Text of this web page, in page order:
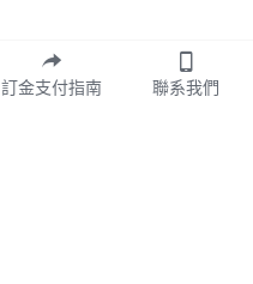
訂金支付指南 聯系我們